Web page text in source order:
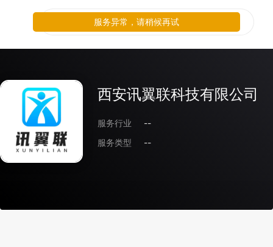
西安讯翼联科技有限公司
服务行业
--
服务类型
--
服务异常，请稍候再试